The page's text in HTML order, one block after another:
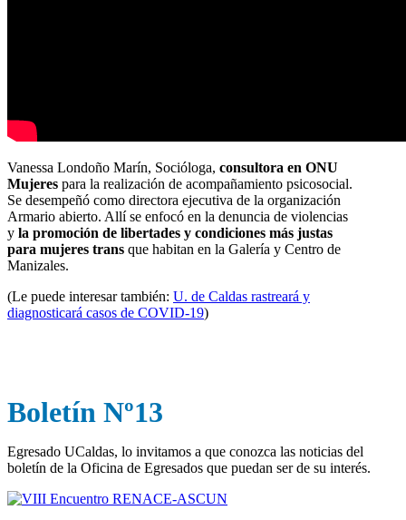
Vanessa Londoño Marín, Socióloga, consultora en ONU
Mujeres para la realización de acompañamiento psicosocial.
Se desempeñó como directora ejecutiva de la organización
Armario abierto. Allí se enfocó en la denuncia de violencias
y la promoción de libertades y condiciones más justas
para mujeres trans que habitan en la Galería y Centro de
Manizales.
(Le puede interesar también: U. de Caldas rastreará y
diagnosticará casos de COVID-19)
Boletín Nº13
Egresado UCaldas, lo invitamos a que conozca las noticias del
boletín de la Oficina de Egresados que puedan ser de su interés.